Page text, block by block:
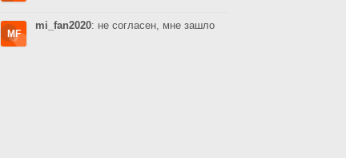
mi_fan2020: не согласен, мне зашло